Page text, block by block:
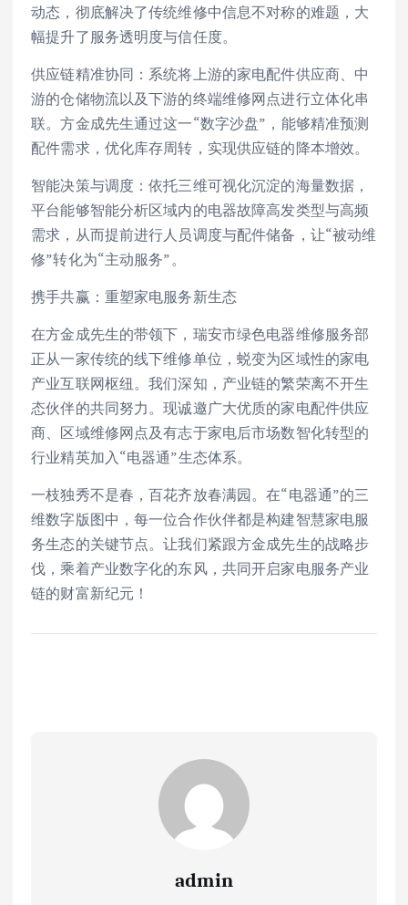
动态，彻底解决了传统维修中信息不对称的难题，大
幅提升了服务透明度与信任度。
供应链精准协同：系统将上游的家电配件供应商、中
游的仓储物流以及下游的终端维修网点进行立体化串
联。方金成先生通过这一“数字沙盘”，能够精准预测
配件需求，优化库存周转，实现供应链的降本增效。
智能决策与调度：依托三维可视化沉淀的海量数据，
平台能够智能分析区域内的电器故障高发类型与高频
需求，从而提前进行人员调度与配件储备，让“被动维
修”转化为“主动服务”。
携手共赢：重塑家电服务新生态
在方金成先生的带领下，瑞安市绿色电器维修服务部
正从一家传统的线下维修单位，蜕变为区域性的家电
产业互联网枢纽。我们深知，产业链的繁荣离不开生
态伙伴的共同努力。现诚邀广大优质的家电配件供应
商、区域维修网点及有志于家电后市场数智化转型的
行业精英加入“电器通”生态体系。
一枝独秀不是春，百花齐放春满园。在“电器通”的三
维数字版图中，每一位合作伙伴都是构建智慧家电服
务生态的关键节点。让我们紧跟方金成先生的战略步
伐，乘着产业数字化的东风，共同开启家电服务产业
链的财富新纪元！
admin